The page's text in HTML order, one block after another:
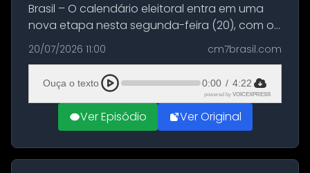
Brasil – O calendário eleitoral entra em uma
nova etapa nesta segunda-feira (20), com o
início do período destinado às convenções
partidárias. Até 5 de agosto, partidos e
federações poderão oficializa...
20/07/2026 11:00 cm7brasil.com
Ouça o texto 0:00 / 4:22
powered by VOICEXPRESS
Ver Episódio Ver Original